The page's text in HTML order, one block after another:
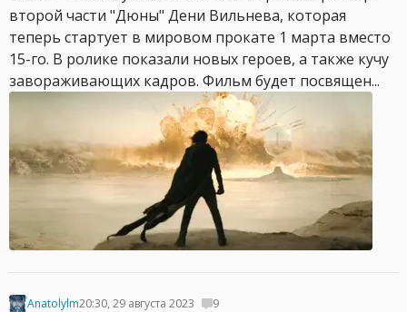
второй части "Дюны" Дени Вильнева, которая
теперь стартует в мировом прокате 1 марта вместо
15-го. В ролике показали новых героев, а также кучу
завораживающих кадров. Фильм будет посвящен...
Anatolylm20:30, 29 августа 2023 9